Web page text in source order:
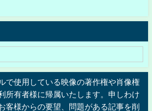
で使用している映像の著作権や肖像権
所有者様に帰属いたします。申しわけ
客様からの要望、問題がある記事を削